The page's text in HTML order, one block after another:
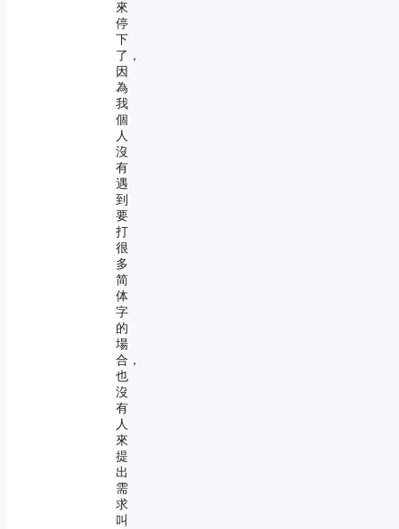
來
停
下
了，
因
為
我
個
人
沒
有
遇
到
要
打
很
多
简
体
字
的
場
合，
也
沒
有
人
來
提
出
需
求
叫